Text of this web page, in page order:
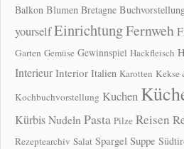
Balkon Blumen Bretagne
yourselfEinrichtungFernweh
Garten Gemüse Gewinnspiel Hackfleisch
Interieur Interior Italien Karotten Kekse
Kochbuchvorstellung Kuchen
KürbisNudelnPasta Pilze Reisen
Rezeptearchiv Salat Spargel Suppe